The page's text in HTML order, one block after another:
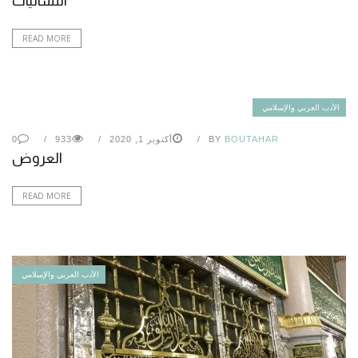
READ MORE
الأدب العربي والإسلامي
BY BOUTAHAR أكتوبر 1, 2020 933
0
العروض
READ MORE
الأدب العربي والإسلامي